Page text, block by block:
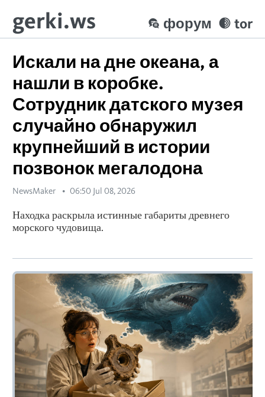
gerki.ws tor
форум
Искали на дне океана, а
нашли в коробке.
Сотрудник датского музея
случайно обнаружил
крупнейший в истории
позвонок мегалодона
NewsMaker 06:50 Jul 08, 2026
Находка раскрыла истинные габариты древнего
морского чудовища.